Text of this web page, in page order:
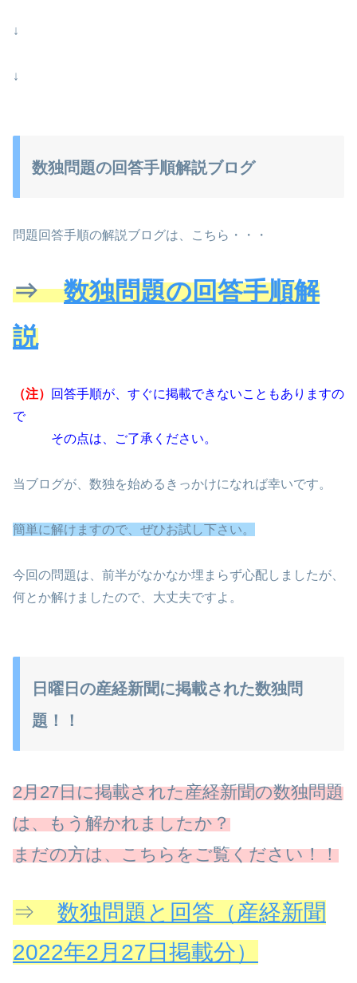
↓
↓
数独問題の回答手順解説ブログ
問題回答手順の解説ブログは、こちら・・・
⇒数独問題の回答手順解
説
（注）
回答手順が、すぐに掲載できないこともありますの
で
その点は、ご了承ください。
当ブログが、数独を始めるきっかけになれば幸いです。
簡単に解けますので、ぜひお試し下さい。
今回の問題は、前半がなかなか埋まらず心配しましたが、
何とか解けましたので、大丈夫ですよ。
日曜日の産経新聞に掲載された数独問
題！！
2月27日に掲載された産経新聞の数独問題
は、もう解かれましたか？
まだの方は、こちらをご覧ください！！
⇒ 数独問題と回答（産経新聞
2022年2月27日掲載分）